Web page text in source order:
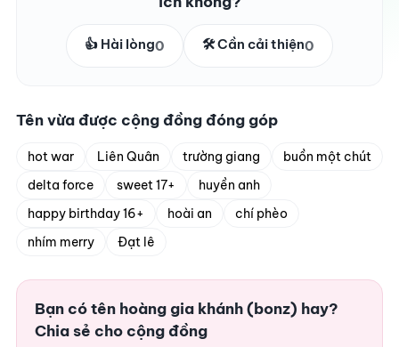
👍 Hài lòng0 🛠️ Cần cải thiện0
Tên vừa được cộng đồng đóng góp
hot war Liên Quân trường giang
buồn một chút
delta force
sweet 17+
huyền anh
happy birthday 16+
hoài an
chí phèo
nhím merry
Đạt lê
Bạn có tên hoàng gia khánh (bonz) hay?
Chia sẻ cho cộng đồng